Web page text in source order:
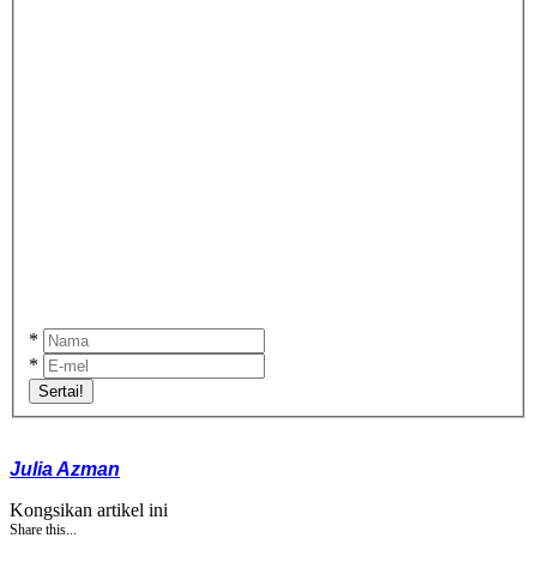
*
*
Sertai!
Julia Azman
Kongsikan artikel ini
Share this...